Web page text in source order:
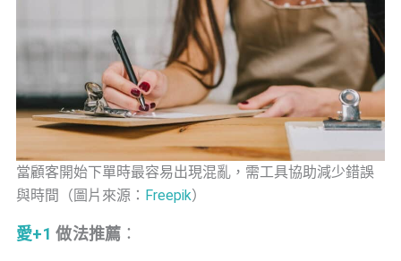
當顧客開始下單時最容易出現混亂，需工具協助減少錯誤
與時間（圖片來源： Freepik）
愛+1做法推薦 ：